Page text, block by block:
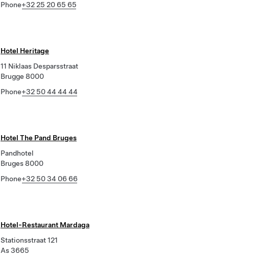
Phone+32 25 20 65 65
Hotel Heritage
11 Niklaas Desparsstraat
Brugge 8000
Phone+32 50 44 44 44
Hotel The Pand Bruges
Pandhotel
Bruges 8000
Phone+32 50 34 06 66
Hotel-Restaurant Mardaga
Stationsstraat 121
As 3665